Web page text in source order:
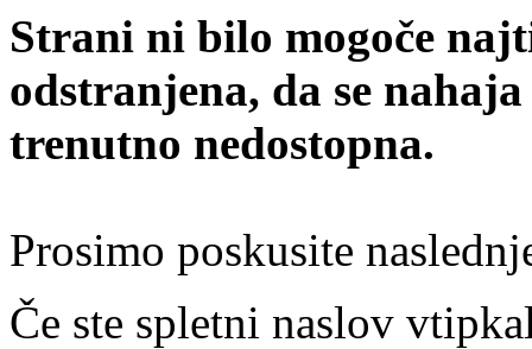
Strani ni bilo mogoče
odstranjena, da se
trenutno nedostopna.
Prosimo poskusite
Če ste spletni naslov